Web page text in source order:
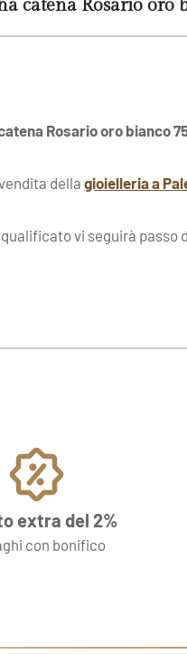
catena Rosario oro
Rosario oro bianco
dellagioielleria a
vi seguirà passo
extra del 2%
con bonifico